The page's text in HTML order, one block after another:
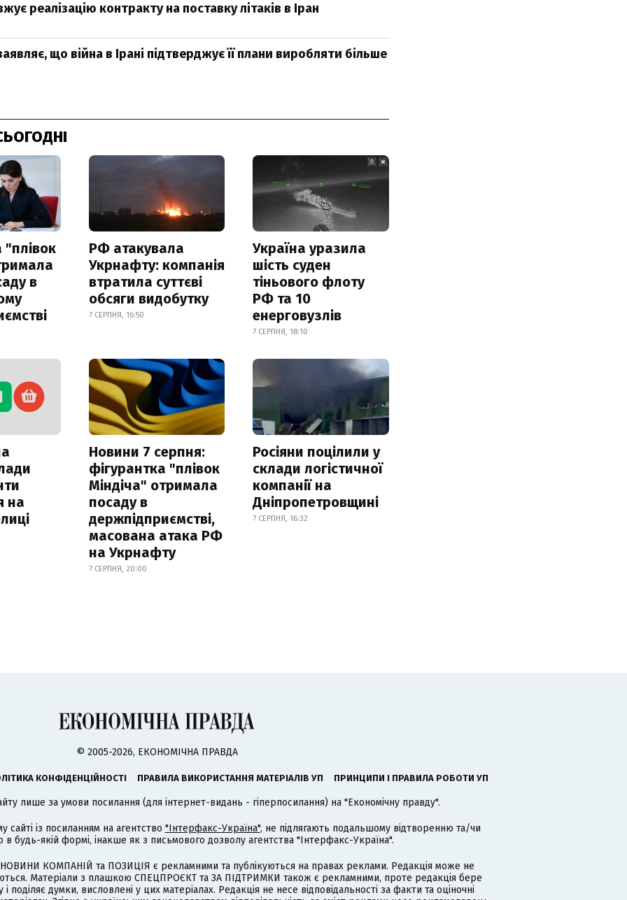
реалізацію контракту на поставку літаків в Іран
що війна в Ірані підтверджує її плани виробляти більше
"плівок
в
РФ атакувала
Укрнафту: компанія
втратила суттєві
обсяги видобутку
7 СЕРПНЯ, 16:50
Україна уразила
шість суден
тіньового флоту
РФ та 10
енерговузлів
7 СЕРПНЯ, 18:10
на
Новини 7 серпня:
фігурантка "плівок
Міндіча" отримала
посаду в
держпідприємстві,
масована атака РФ
на Укрнафту
7 СЕРПНЯ, 20:00
Росіяни поцілили у
склади логістичної
компанії на
Дніпропетровщині
7 СЕРПНЯ, 16:32
© 2005-2026, ЕКОНОМІЧНА ПРАВДА
КОНФІДЕНЦІЙНОСТІ ПРАВИЛА ВИКОРИСТАННЯ МАТЕРІАЛІВ УП ПРИНЦИПИ І ПРАВИЛА РОБОТИ УП
лише за умови посилання (для інтернет-видань - гіперпосилання) на "Економічну правду".
сайті із посиланням на агентство "Інтерфакс-Україна", не підлягають подальшому відтворенню та/чи
будь-якій формі, інакше як з письмового дозволу агентства "Інтерфакс-Україна".
НОВИНИ КОМПАНІЙ та ПОЗИЦІЯ є рекламними та публікуються на правах реклами. Редакція може не
Матеріали з плашкою СПЕЦПРОЄКТ та ЗА ПІДТРИМКИ також є рекламними, проте редакція бере
поділяє думки, висловлені у цих матеріалах. Редакція не несе відповідальності за факти та оціночні